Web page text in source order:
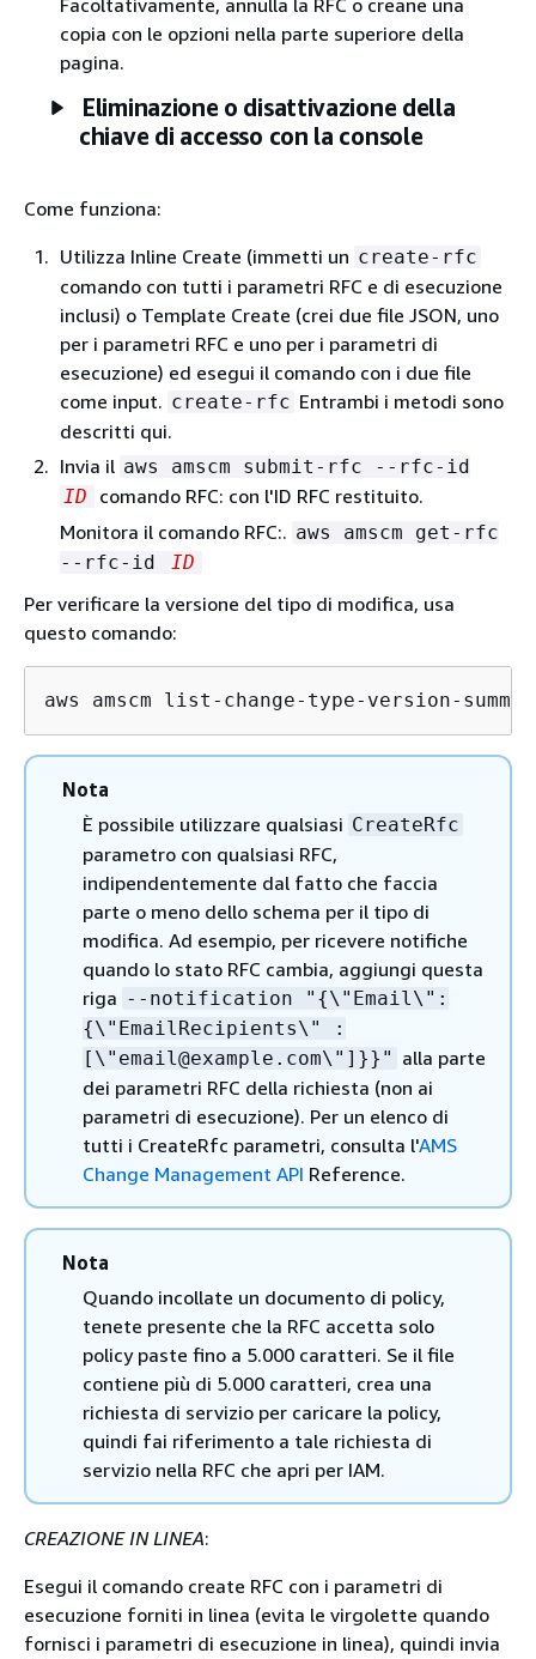
Facoltativamente, annulla la RFC o creane una
copia con le opzioni nella parte superiore della
pagina.
Eliminazione o disattivazione della
chiave di accesso con la console
Come funziona:
Utilizza Inline Create (immetti un create-rfc
comando con tutti i parametri RFC e di esecuzione
inclusi) o Template Create (crei due file JSON, uno
per i parametri RFC e uno per i parametri di
esecuzione) ed esegui il comando con i due file
come input. create-rfc Entrambi i metodi sono
descritti qui.
Invia il aws amscm submit-rfc --rfc-id
ID
comando RFC: con l'ID RFC restituito.
Monitora il comando RFC:. aws amscm get-rfc
--rfc-id
ID
Per verificare la versione del tipo di modifica, usa
questo comando:
aws amscm list-change-type-version-
Nota
È possibile utilizzare qualsiasi CreateRfc
parametro con qualsiasi RFC,
indipendentemente dal fatto che faccia
parte o meno dello schema per il tipo di
modifica. Ad esempio, per ricevere notifiche
quando lo stato RFC cambia, aggiungi questa
riga --notification " {\"Email\":
{\"EmailRecipients\" :
[\"email@example.com\"]}}" alla parte
dei parametri RFC della richiesta (non ai
parametri di esecuzione). Per un elenco di
tutti i CreateRfc parametri, consulta l'AMS
Change Management API Reference.
Nota
Quando incollate un documento di policy,
tenete presente che la RFC accetta solo
policy paste fino a 5.000 caratteri. Se il file
contiene più di 5.000 caratteri, crea una
richiesta di servizio per caricare la policy,
quindi fai riferimento a tale richiesta di
servizio nella RFC che apri per IAM.
CREAZIONE IN LINEA:
Esegui il comando create RFC con i parametri di
esecuzione forniti in linea (evita le virgolette quando
fornisci i parametri di esecuzione in linea), quindi invia